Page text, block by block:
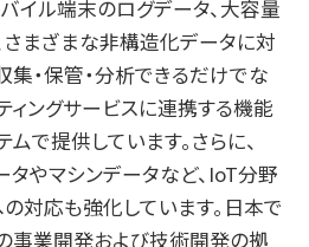
イル端末のログデータ、大容量
まざまな非構造化データに対
集・保管・分析できるだけでな
ィングサービスに連携する機能
で提供しています。さらに、
タやマシンデータなど、IoT分野
対応も強化しています。日本で
事業開発および技術開発の拠